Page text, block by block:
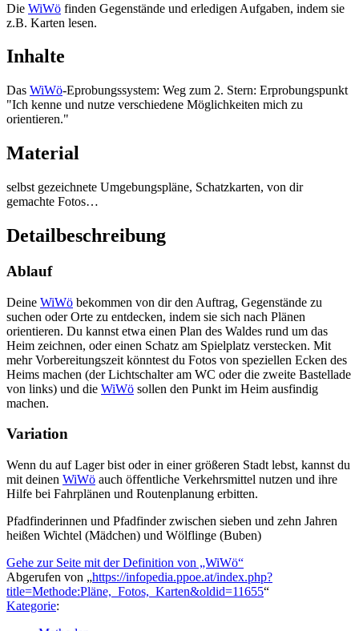
Die WiWö finden Gegenstände und erledigen Aufgaben, indem sie
z.B. Karten lesen.
Inhalte
Das WiWö-Eprobungssystem: Weg zum 2. Stern: Erprobungspunkt
"Ich kenne und nutze verschiedene Möglichkeiten mich zu
orientieren."
Material
selbst gezeichnete Umgebungspläne, Schatzkarten, von dir
gemachte Fotos…
Detailbeschreibung
Ablauf
Deine WiWö bekommen von dir den Auftrag, Gegenstände zu
suchen oder Orte zu entdecken, indem sie sich nach Plänen
orientieren. Du kannst etwa einen Plan des Waldes rund um das
Heim zeichnen, oder einen Schatz am Spielplatz verstecken. Mit
mehr Vorbereitungszeit könntest du Fotos von speziellen Ecken des
Heims machen (der Lichtschalter am WC oder die zweite Bastellade
von links) und die WiWö sollen den Punkt im Heim ausfindig
machen.
Variation
Wenn du auf Lager bist oder in einer größeren Stadt lebst, kannst du
mit deinen WiWö auch öffentliche Verkehrsmittel nutzen und ihre
Hilfe bei Fahrplänen und Routenplanung erbitten.
Pfadfinderinnen und Pfadfinder zwischen sieben und zehn Jahren
heißen Wichtel (Mädchen) und Wölflinge (Buben)
Gehe zur Seite mit der Definition von „WiWö“
Abgerufen von „https://infopedia.ppoe.at/index.php?
title=Methode:Pläne,_Fotos,_Karten&oldid=11655“
Kategorie: